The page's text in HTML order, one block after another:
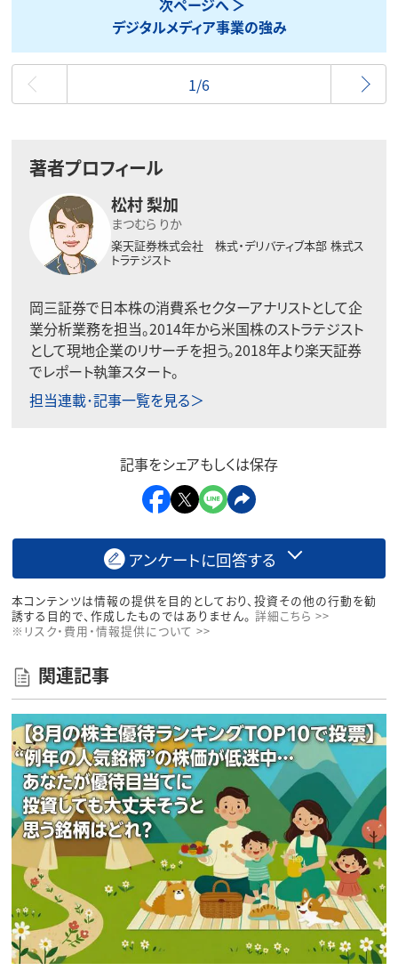
次ページへ
デジタルメディア事業の強み
最初
1/6
著者プロフィール
松村 梨加
まつむら りか
楽天証券株式会社 株式・デリバティブ本部 株式ス
トラテジスト
岡三証券で日本株の消費系セクターアナリストとして企
業分析業務を担当。2014年から米国株のストラテジスト
として現地企業のリサーチを担う。2018年より楽天証券
でレポート執筆スタート。
担当連載･記事一覧を見る＞
記事をシェアもしくは保存
アンケートに回答する
本コンテンツは情報の提供を目的としており、投資その他の行動を勧
誘する目的で、作成したものではありません。 詳細こちら >>
※リスク・費用・情報提供について >>
関連記事